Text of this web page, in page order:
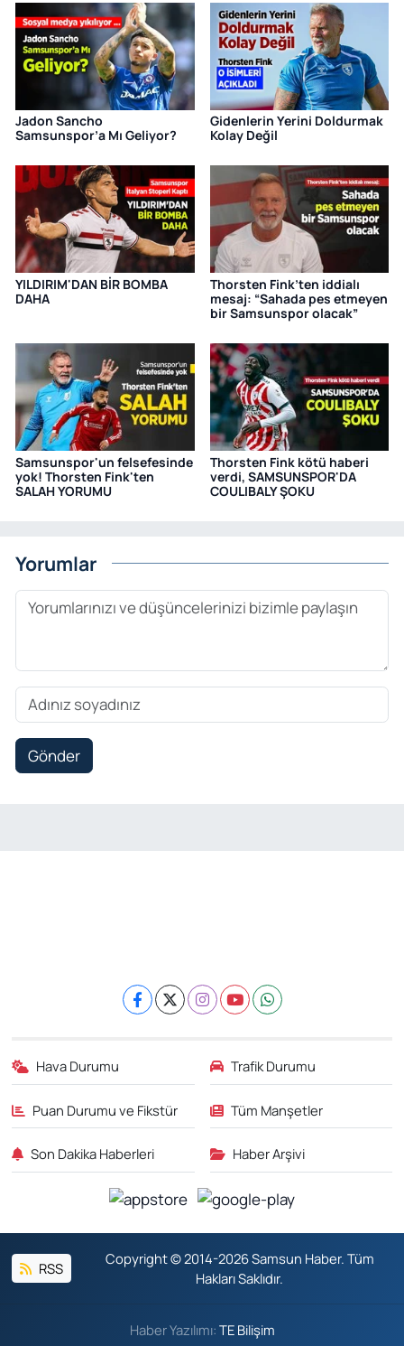
Jadon Sancho
Samsunspor’a Mı Geliyor?
Gidenlerin Yerini Doldurmak
Kolay Değil
YILDIRIM'DAN BİR BOMBA
DAHA
Thorsten Fink’ten iddialı
mesaj: “Sahada pes etmeyen
bir Samsunspor olacak”
Samsunspor'un felsefesinde
yok! Thorsten Fink'ten
SALAH YORUMU
Thorsten Fink kötü haberi
verdi, SAMSUNSPOR'DA
COULIBALY ŞOKU
Yorumlar
Gönder
Hava Durumu Trafik Durumu
Puan Durumu ve Fikstür Tüm Manşetler
Son Dakika Haberleri Haber Arşivi
RSS
Copyright © 2014-2026 Samsun Haber. Tüm
Hakları Saklıdır.
Haber Yazılımı: TE Bilişim